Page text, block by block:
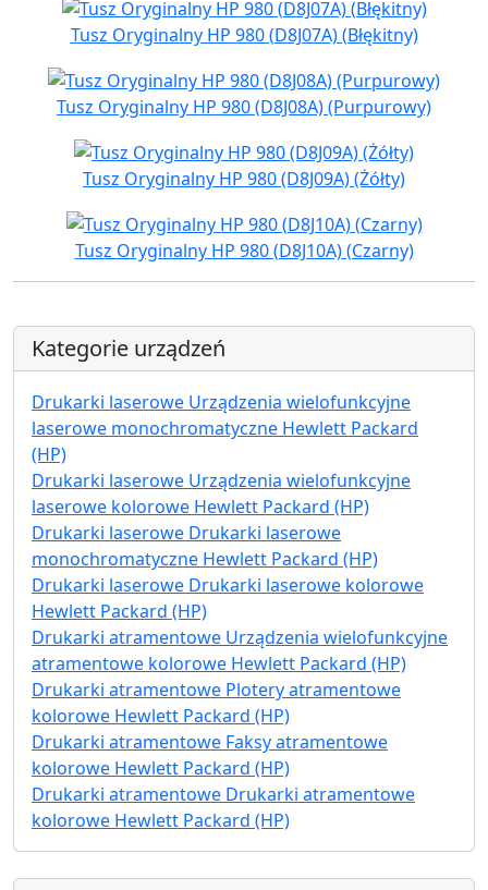
Tusz Oryginalny HP 980 (D8J07A) (Błękitny)
Tusz Oryginalny HP 980 (D8J08A) (Purpurowy)
Tusz Oryginalny HP 980 (D8J09A) (Żółty)
Tusz Oryginalny HP 980 (D8J10A) (Czarny)
Kategorie urządzeń
Drukarki laserowe Urządzenia wielofunkcyjne
laserowe monochromatyczne Hewlett Packard
(HP)
Drukarki laserowe Urządzenia wielofunkcyjne
laserowe kolorowe Hewlett Packard (HP)
Drukarki laserowe Drukarki laserowe
monochromatyczne Hewlett Packard (HP)
Drukarki laserowe Drukarki laserowe kolorowe
Hewlett Packard (HP)
Drukarki atramentowe Urządzenia wielofunkcyjne
atramentowe kolorowe Hewlett Packard (HP)
Drukarki atramentowe Plotery atramentowe
kolorowe Hewlett Packard (HP)
Drukarki atramentowe Faksy atramentowe
kolorowe Hewlett Packard (HP)
Drukarki atramentowe Drukarki atramentowe
kolorowe Hewlett Packard (HP)